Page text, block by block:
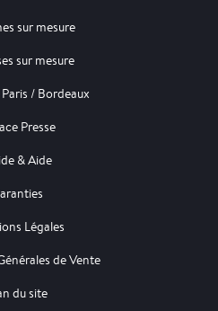
sur mesure
sur mesure
/ Bordeaux
Presse
& Aide
Légales
de Vente
du site